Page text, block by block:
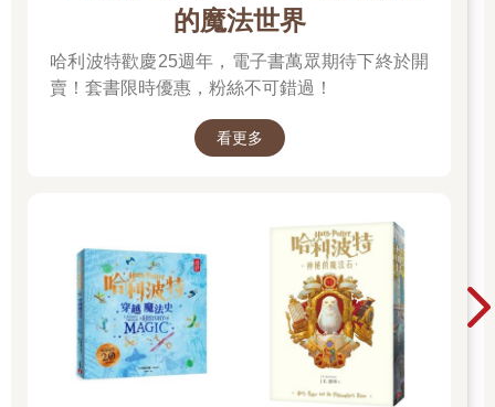
的魔法世界
哈利波特歡慶25週年，電子書萬眾期待下終於開
賣！套書限時優惠，粉絲不可錯過！
看更多